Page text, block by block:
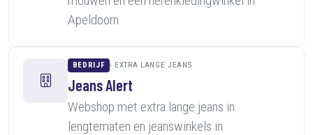
Apeldoorn
BEDRIJF EXTRA LANGE JEANS
Jeans Alert
Webshop met extra lange jeans in
lengtematen en jeanswinkels in